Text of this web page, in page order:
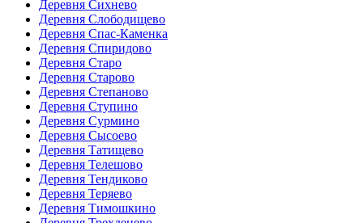
Деревня Сихнево
Деревня Слободищево
Деревня Спас-Каменка
Деревня Спиридово
Деревня Старо
Деревня Старово
Деревня Степаново
Деревня Ступино
Деревня Сурмино
Деревня Сысоево
Деревня Татищево
Деревня Телешово
Деревня Тендиково
Деревня Теряево
Деревня Тимошкино